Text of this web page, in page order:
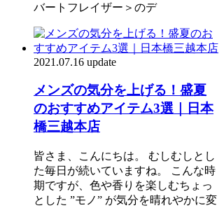
バートフレイザー＞のデ
2021.07.16 update
メンズの気分を上げる！盛夏
のおすすめアイテム3選｜日本
橋三越本店
皆さま、こんにちは。 むしむしとし
た毎日が続いていますね。 こんな時
期ですが、色や香りを楽しむちょっ
とした ”モノ” が気分を晴れやかに変